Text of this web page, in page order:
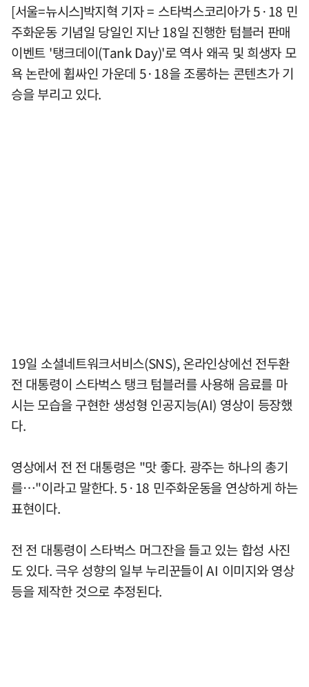
[서울=뉴시스]박지혁 기자 = 스타벅스코리아가 5·18 민
주화운동 기념일 당일인 지난 18일 진행한 텀블러 판매
이벤트 '탱크데이(Tank Day)'로 역사 왜곡 및 희생자 모
욕 논란에 휩싸인 가운데 5·18을 조롱하는 콘텐츠가 기
승을 부리고 있다.
19일 소셜네트워크서비스(SNS), 온라인상에선 전두환
전 대통령이 스타벅스 탱크 텀블러를 사용해 음료를 마
시는 모습을 구현한 생성형 인공지능(AI) 영상이 등장했
다.
영상에서 전 전 대통령은 "맛 좋다. 광주는 하나의 총기
를…"이라고 말한다. 5·18 민주화운동을 연상하게 하는
표현이다.
전 전 대통령이 스타벅스 머그잔을 들고 있는 합성 사진
도 있다. 극우 성향의 일부 누리꾼들이 AI 이미지와 영상
등을 제작한 것으로 추정된다.